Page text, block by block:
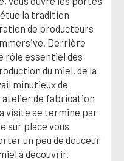
la tradition
de producteurs
Derrière
rôle essentiel des
du miel, de la
minutieux de
atelier de fabrication
visite se termine par
sur place vous
un peu de douceur
à découvrir.